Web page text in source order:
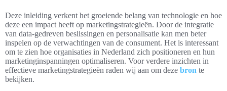
Deze inleiding verkent het groeiende belang van technologie en hoe
deze een impact heeft op marketingstrategieën. Door de integratie
van data-gedreven beslissingen en personalisatie kan men beter
inspelen op de verwachtingen van de consument. Het is interessant
om te zien hoe organisaties in Nederland zich positioneren en hun
marketinginspanningen optimaliseren. Voor verdere inzichten in
effectieve marketingstrategieën raden wij aan om deze bron te
bekijken.